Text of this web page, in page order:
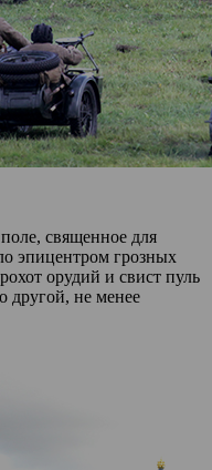
священное для
эпицентром грозных
орудий и свист пуль
другой, не менее